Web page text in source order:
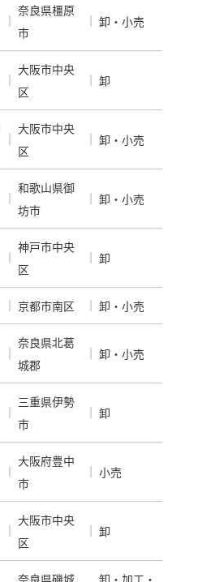
奈良県橿原
市
卸・小売
大阪市中央
区
卸
大阪市中央
区
卸・小売
和歌山県御
坊市
卸・小売
神戸市中央
区
卸
京都市南区 卸・小売
奈良県北葛
城郡
卸・小売
三重県伊勢
市
卸
大阪府豊中
市
小売
大阪市中央
区
卸
奈良県磯城 卸・加工・